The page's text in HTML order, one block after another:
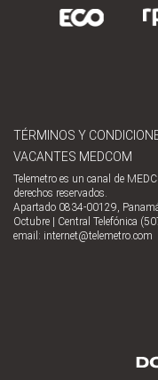
TÉRMINOS Y
VACANTES MEDCOM
Telemetro es un canal de
derechos reservados.
Apartado 0834-00129,
Octubre | Central Telefónica
email: internet@telemetro.com